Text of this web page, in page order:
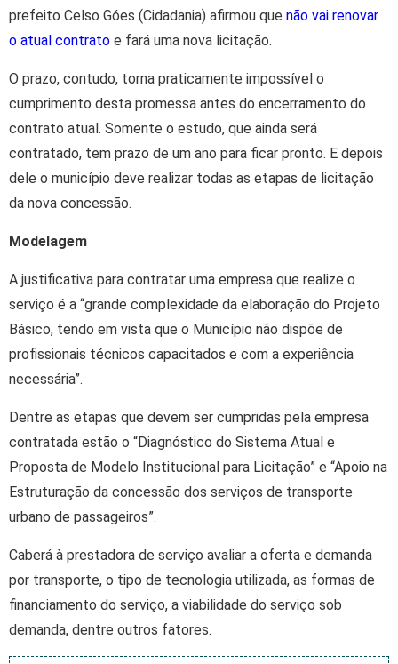
prefeito Celso Góes (Cidadania) afirmou que não vai renovar
o atual contrato e fará uma nova licitação.
O prazo, contudo, torna praticamente impossível o
cumprimento desta promessa antes do encerramento do
contrato atual. Somente o estudo, que ainda será
contratado, tem prazo de um ano para ficar pronto. E depois
dele o município deve realizar todas as etapas de licitação
da nova concessão.
Modelagem
A justificativa para contratar uma empresa que realize o
serviço é a “grande complexidade da elaboração do Projeto
Básico, tendo em vista que o Município não dispõe de
profissionais técnicos capacitados e com a experiência
necessária”.
Dentre as etapas que devem ser cumpridas pela empresa
contratada estão o “Diagnóstico do Sistema Atual e
Proposta de Modelo Institucional para Licitação” e “Apoio na
Estruturação da concessão dos serviços de transporte
urbano de passageiros”.
Caberá à prestadora de serviço avaliar a oferta e demanda
por transporte, o tipo de tecnologia utilizada, as formas de
financiamento do serviço, a viabilidade do serviço sob
demanda, dentre outros fatores.